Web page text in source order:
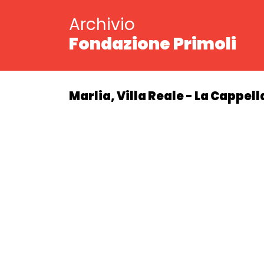
Archivio
Fondazione Primoli
Marlia, Villa Reale - La